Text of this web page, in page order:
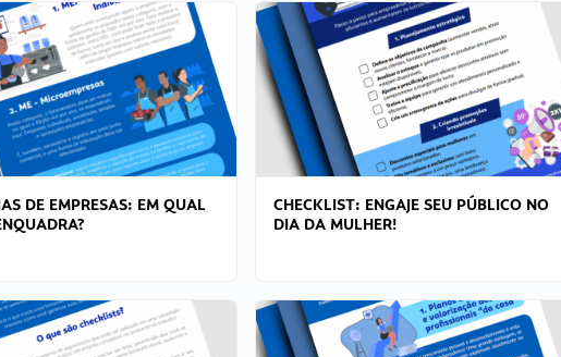
DE EMPRESAS: EM QUAL
CHECKLIST: ENGAJE SEU PÚBLICO NO
DIA DA MULHER!